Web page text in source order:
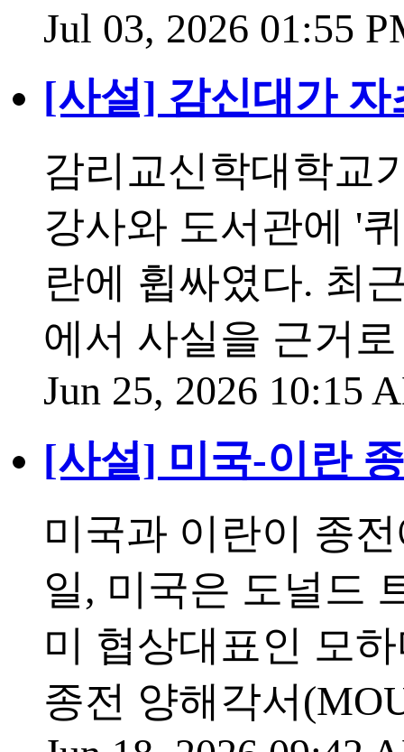
Jul 03, 2026 01:55
[사설] 감신대가
감리교신학대학교
강사와 도서관에 '
란에 휩싸였다. 최
에서 사실을 근거
Jun 25, 2026 10:15
[사설] 미국-이란
미국과 이란이 종
일, 미국은 도널드
미 협상대표인 모
종전 양해각서